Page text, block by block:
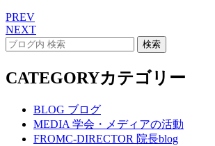
PREV
NEXT
CATEGORYカテゴリー
BLOG ブログ
MEDIA 学会・メディアの活動
FROMC-DIRECTOR 院長blog